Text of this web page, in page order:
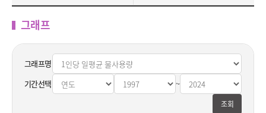
그래프
그래프명
기간선택
~
종료시점
조회